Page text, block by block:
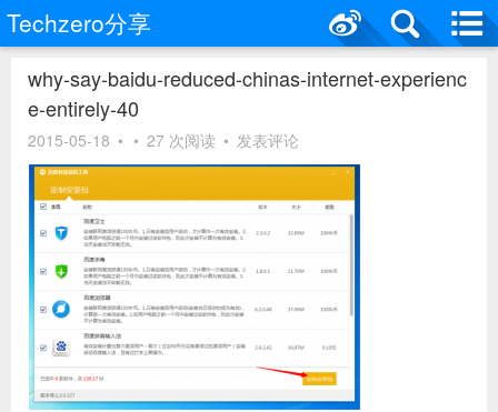
Techzero分享
why-say-baidu-reduced-chinas-internet-experienc
e-entirely-40
2015-05-18 • • 27 次阅读 • 发表评论